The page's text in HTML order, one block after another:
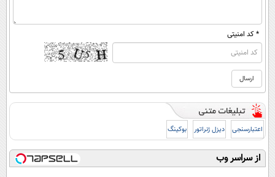
* کد امنیتی
اعتبارسنجی دیزل ژنراتور بوکینگ
از سراسر وب